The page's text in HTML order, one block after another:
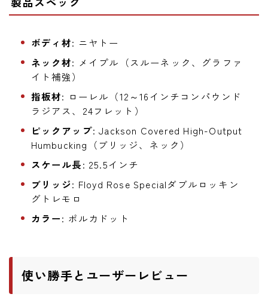
ボディ材: ニヤトー
ネック材: メイプル（スルーネック、グラファ
イト補強）
指板材: ローレル（12～16インチコンパウンド
ラジアス、24フレット）
ピックアップ: Jackson Covered High-Output
Humbucking（ブリッジ、ネック）
スケール長: 25.5インチ
ブリッジ: Floyd Rose Specialダブルロッキン
グトレモロ
カラー: ポルカドット
使い勝手とユーザーレビュー